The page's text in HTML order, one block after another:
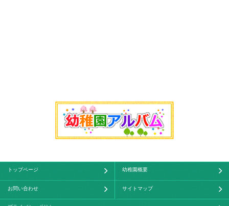
トップページ 幼稚園概要
お問い合わせ サイトマップ